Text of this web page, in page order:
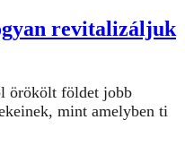
revitalizáljuk
örökölt földet jobb
mint amelyben ti